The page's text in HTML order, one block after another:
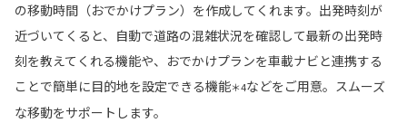
の移動時間（おでかけプラン）を作成してくれます。出発時刻が
近づいてくると、自動で道路の混雑状況を確認して最新の出発時
刻を教えてくれる機能や、おでかけプランを車載ナビと連携する
ことで簡単に目的地を設定できる機能＊4などをご用意。スムーズ
な移動をサポートします。